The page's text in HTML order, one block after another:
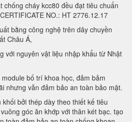
chống cháy kcc80 đều đạt tiêu chuẩn
NO.: HT 2776.12.17
bằng công nghệ trên dây chuyền
Châu Á,
với nguyên vật liệu nhập khẩu từ Nhật
bố trí khoa học, đảm bảm
nhưng vẫn đảm bảo an toàn bảo mật.
bởi thép dày theo thiết kế tiêu
góc ăn khớp với thân két bạc. tạo